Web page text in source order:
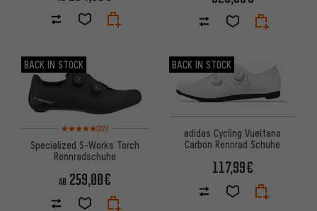
BACK IN STOCK
Bewertungen: 5 von 5 basierend auf 22 Bewertungen
(22)
Specialized S-Works Torch
Rennradschuhe
AB 259,00€
BACK IN STOCK
adidas Cycling Vueltano
Carbon Rennrad Schuhe
117,99€